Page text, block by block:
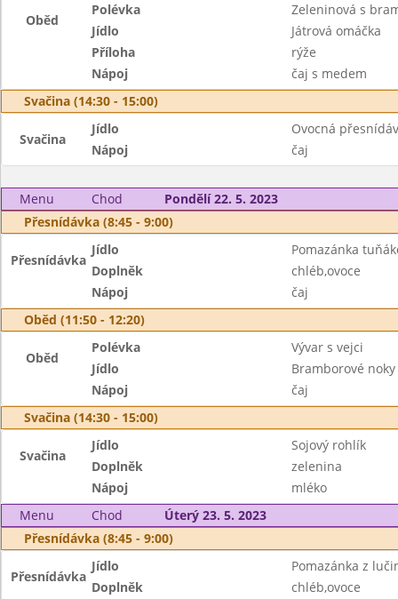
Oběd
Polévka
Zeleninová s
Jídlo
Játrová omáčka
Příloha
rýže
Nápoj
čaj s medem
Svačina (14:30 - 15:00)
Svačina
Jídlo
Ovocná
Nápoj
čaj
Menu Chod
Pondělí 22. 5. 2023
Přesnídávka (8:45 - 9:00)
Přesnídávka
Jídlo
Pomazánka
Doplněk
chléb,ovoce
Nápoj
čaj
Oběd (11:50 - 12:20)
Oběd
Polévka
Vývar s vejci
Jídlo
Bramborové
Nápoj
čaj
Svačina (14:30 - 15:00)
Svačina
Jídlo
Sojový rohlík
Doplněk
zelenina
Nápoj
mléko
Menu
Chod
Úterý 23. 5. 2023
Přesnídávka (8:45 - 9:00)
Přesnídávka
Jídlo
Pomazánka z
Doplněk
chléb,ovoce